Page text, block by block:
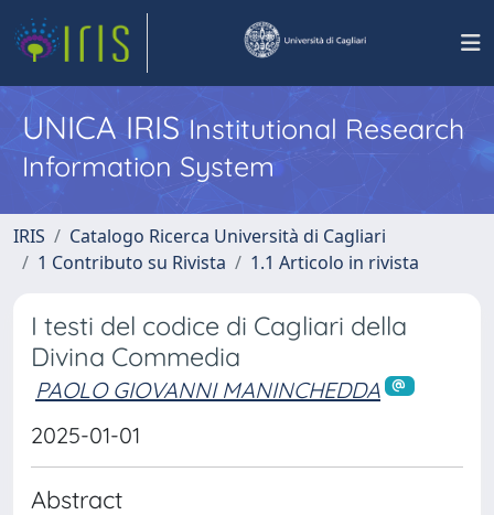
UNICA IRISInstitutional Research
Information System
IRIS
Catalogo Ricerca Università di Cagliari
1 Contributo su Rivista
1.1 Articolo in rivista
I testi del codice di Cagliari della
Divina Commedia
PAOLO GIOVANNI MANINCHEDDA
2025-01-01
Abstract